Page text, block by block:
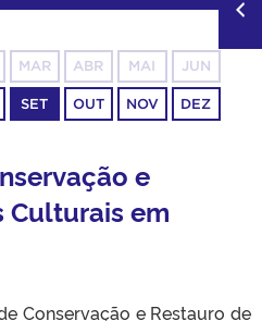
MAR ABR MAI JUN
SET OUT NOV DEZ
e
Culturais em
Conservação e Restauro de